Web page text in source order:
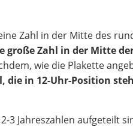
Zahl in der Mitte des
große Zahl in der Mitte
wie die Plakette
die in 12-Uhr-Position
3 Jahreszahlen aufgeteilt